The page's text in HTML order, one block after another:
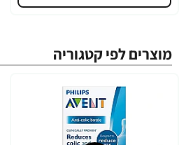
מוצרים לפי קטגוריה